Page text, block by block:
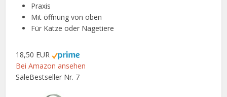
Praxis
Mit öffnung von oben
Für Katze oder Nagetiere
18,50 EUR
Bei Amazon ansehen
SaleBestseller Nr. 7